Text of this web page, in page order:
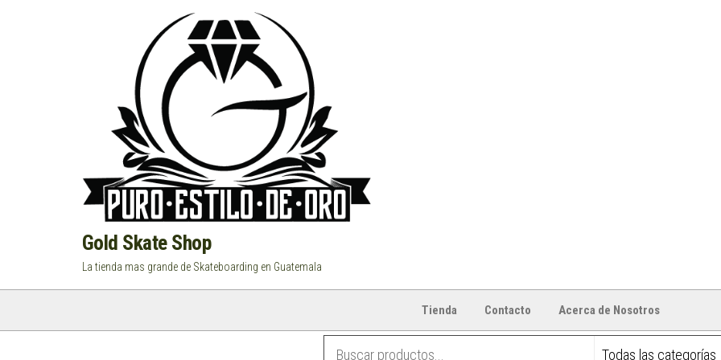
Gold Skate Shop
La tienda mas grande de Skateboarding en Guatemala
Tienda Contacto Acerca de Nosotros